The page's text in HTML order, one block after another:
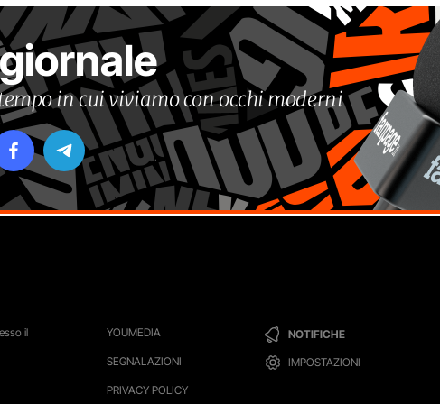
in cui viviamo con occhi moderni
YOUMEDIA
SEGNALAZIONI
PRIVACY POLICY
NOTIFICHE
IMPOSTAZIONI
il